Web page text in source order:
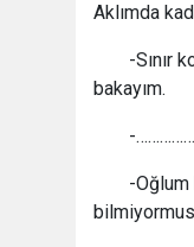
Aklımda
-Sınır
bakayım.
-
-